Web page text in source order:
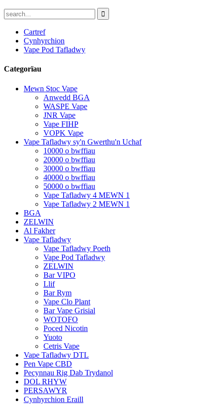
Cartref
Cynhyrchion
Vape Pod Tafladwy
Categorïau
Mewn Stoc Vape
Anwedd BGA
WASPE Vape
JNR Vape
Vape FIHP
VOPK Vape
Vape Tafladwy sy'n Gwerthu'n Uchaf
10000 o bwffiau
20000 o bwffiau
30000 o bwffiau
40000 o bwffiau
50000 o bwffiau
Vape Tafladwy 4 MEWN 1
Vape Tafladwy 2 MEWN 1
BGA
ZELWIN
Al Fakher
Vape Tafladwy
Vape Tafladwy Poeth
Vape Pod Tafladwy
ZELWIN
Bar VIPO
Llif
Bar Rym
Vape Clo Plant
Bar Vape Grisial
WOTOFO
Poced Nicotin
Yuoto
Cetris Vape
Vape Tafladwy DTL
Pen Vape CBD
Pecynnau Rig Dab Trydanol
DOL RHYW
PERSAWYR
Cynhyrchion Eraill